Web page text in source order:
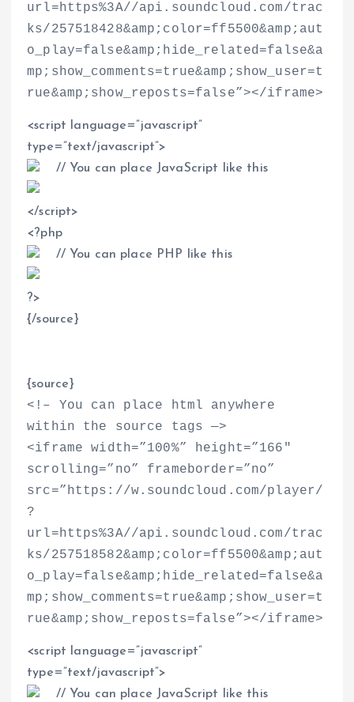
url=https%3A//api.soundcloud.com/trac
ks/257518428&amp;color=ff5500&amp;aut
o_play=false&amp;hide_related=false&a
mp;show_comments=true&amp;show_user=t
rue&amp;show_reposts=false”></iframe>
<script language=”javascript”
type=”text/javascript”>
// You can place JavaScript like this
</script>
<?php
// You can place PHP like this
?>
{/source}
{source}
< !– You can place html anywhere
within the source tags —>
<iframe width=”100%” height=”166″
scrolling=”no” frameborder=”no”
src=”https://w.soundcloud.com/player/
?
url=https%3A//api.soundcloud.com/trac
ks/257518582&amp;color=ff5500&amp;aut
o_play=false&amp;hide_related=false&a
mp;show_comments=true&amp;show_user=t
rue&amp;show_reposts=false”></iframe>
<script language=”javascript”
type=”text/javascript”>
// You can place JavaScript like this